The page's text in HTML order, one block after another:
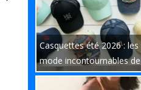
Casquettes été 2026 :
mode incontournables de